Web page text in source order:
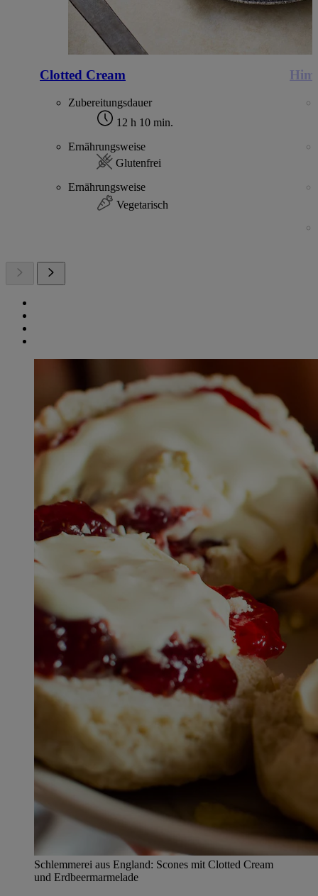
Clotted Cream
Zubereitungsdauer
12 h 10 min.
Ernährungsweise
Glutenfrei
Ernährungsweise
Vegetarisch
Schlemmerei aus England: Scones mit Clotted Cream
und Erdbeermarmelade